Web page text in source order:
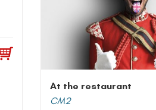
At the restaurant
CM2